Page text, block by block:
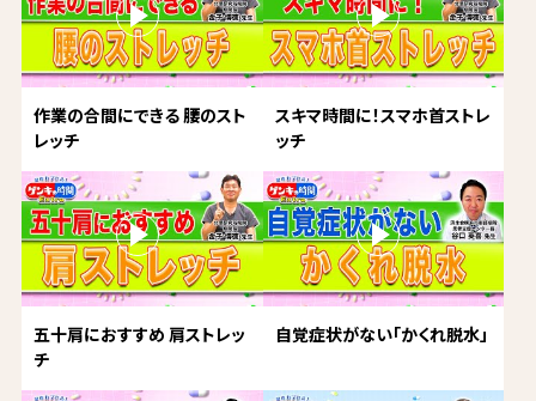
作業の合間にできる 腰のスト
レッチ
スキマ時間に！スマホ首ストレ
ッチ
五十肩におすすめ 肩ストレッ
チ
自覚症状がない「かくれ脱水」